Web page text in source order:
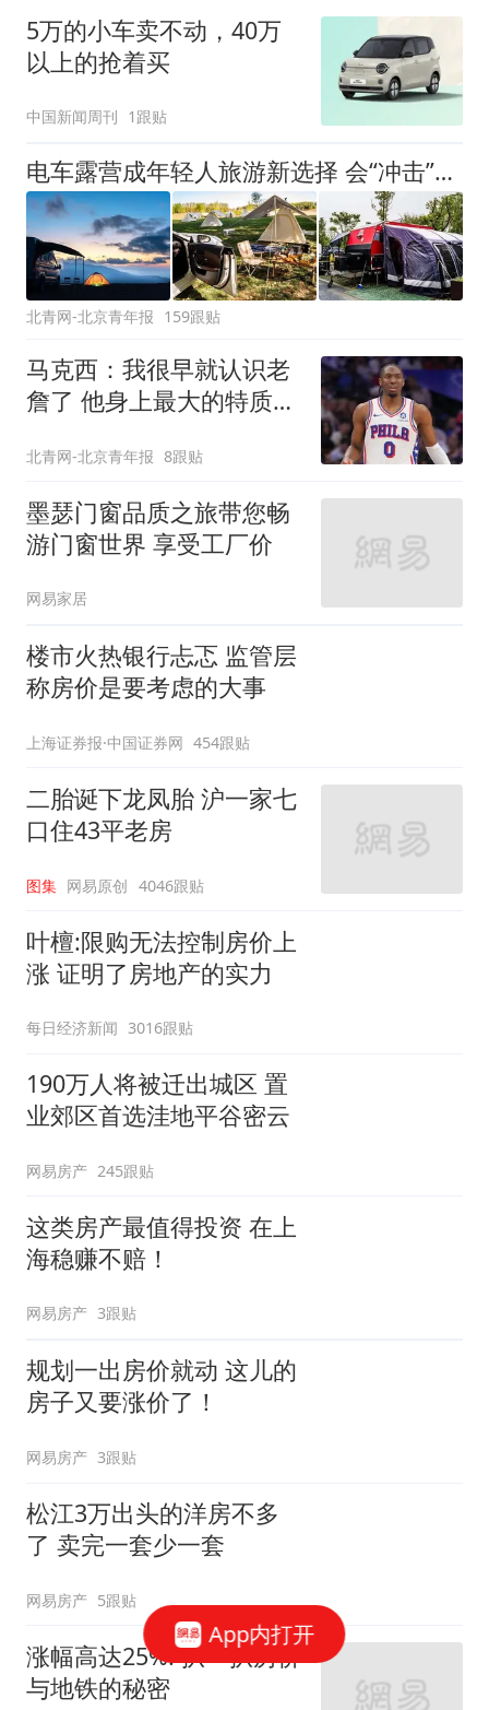
5万的小车卖不动，40万
以上的抢着买
中国新闻周刊 1跟贴
电车露营成年轻人旅游新选择 会“冲击”传统住宿业吗？
北青网-北京青年报 159跟贴
马克西：我很早就认识老
詹了 他身上最大的特质就
北青网-北京青年报 8跟贴
墨瑟门窗品质之旅带您畅
游门窗世界 享受工厂价
网易家居
楼市火热银行忐忑 监管层
称房价是要考虑的大事
上海证券报·中国证券网 454跟贴
二胎诞下龙凤胎 沪一家七
口住43平老房
图集 网易原创 4046跟贴
叶檀:限购无法控制房价上
涨 证明了房地产的实力
每日经济新闻 3016跟贴
190万人将被迁出城区 置
业郊区首选洼地平谷密云
网易房产 245跟贴
这类房产最值得投资 在上
海稳赚不赔！
网易房产 3跟贴
规划一出房价就动 这儿的
房子又要涨价了！
网易房产 3跟贴
松江3万出头的洋房不多
了 卖完一套少一套
网易房产 5跟贴
涨幅高达25%! 扒一扒房价
与地铁的秘密
App内打开